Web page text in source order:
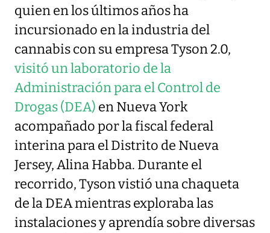
quien en los últimos años ha
incursionado en la industria del
cannabis con su empresa Tyson 2.0,
visitó un laboratorio de la
Administración para el Control de
Drogas (DEA) en Nueva York
acompañado por la fiscal federal
interina para el Distrito de Nueva
Jersey, Alina Habba. Durante el
recorrido, Tyson vistió una chaqueta
de la DEA mientras exploraba las
instalaciones y aprendía sobre diversas